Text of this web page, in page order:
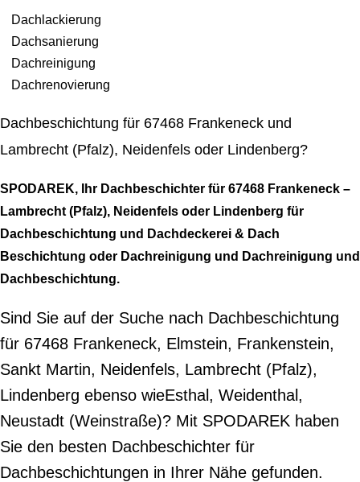
Dachlackierung
Dachsanierung
Dachreinigung
Dachrenovierung
Dachbeschichtung für 67468 Frankeneck und
Lambrecht (Pfalz), Neidenfels oder Lindenberg?
SPODAREK, Ihr Dachbeschichter für 67468 Frankeneck –
Lambrecht (Pfalz), Neidenfels oder Lindenberg für
Dachbeschichtung und Dachdeckerei & Dach
Beschichtung oder Dachreinigung und Dachreinigung und
Dachbeschichtung.
Sind Sie auf der Suche nach Dachbeschichtung
für 67468 Frankeneck, Elmstein, Frankenstein,
Sankt Martin, Neidenfels, Lambrecht (Pfalz),
Lindenberg ebenso wieEsthal, Weidenthal,
Neustadt (Weinstraße)? Mit SPODAREK haben
Sie den besten Dachbeschichter für
Dachbeschichtungen in Ihrer Nähe gefunden.